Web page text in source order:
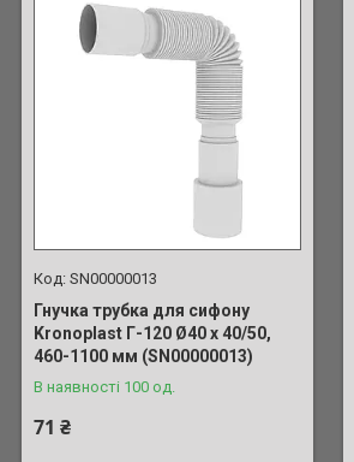
SN00000013
Гнучка трубка для сифону
Kronoplast Г-120 Ø40 х 40/50,
460-1100 мм (SN00000013)
В наявності 100 од.
71 ₴